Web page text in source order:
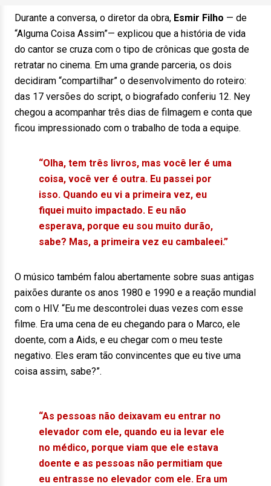
Durante a conversa, o diretor da obra, Esmir Filho — de
“Alguma Coisa Assim”— explicou que a história de vida
do cantor se cruza com o tipo de crônicas que gosta de
retratar no cinema. Em uma grande parceria, os dois
decidiram “compartilhar” o desenvolvimento do roteiro:
das 17 versões do script, o biografado conferiu 12. Ney
chegou a acompanhar três dias de filmagem e conta que
ficou impressionado com o trabalho de toda a equipe.
“Olha, tem três livros, mas você ler é uma
coisa, você ver é outra. Eu passei por
isso. Quando eu vi a primeira vez, eu
fiquei muito impactado. E eu não
esperava, porque eu sou muito durão,
sabe? Mas, a primeira vez eu cambaleei.”
O músico também falou abertamente sobre suas antigas
paixões durante os anos 1980 e 1990 e a reação mundial
com o HIV. “Eu me descontrolei duas vezes com esse
filme. Era uma cena de eu chegando para o Marco, ele
doente, com a Aids, e eu chegar com o meu teste
negativo. Eles eram tão convincentes que eu tive uma
coisa assim, sabe?”.
“As pessoas não deixavam eu entrar no
elevador com ele, quando eu ia levar ele
no médico, porque viam que ele estava
doente e as pessoas não permitiam que
eu entrasse no elevador com ele. Era um